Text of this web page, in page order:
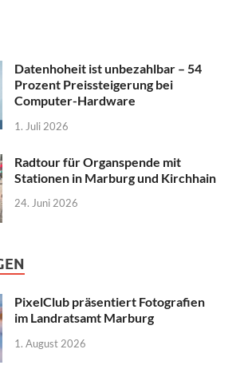
Datenhoheit ist unbezahlbar – 54
Prozent Preissteigerung bei
Computer-Hardware
1. Juli 2026
Radtour für Organspende mit
Stationen in Marburg und Kirchhain
24. Juni 2026
PixelClub präsentiert Fotografien
im Landratsamt Marburg
1. August 2026